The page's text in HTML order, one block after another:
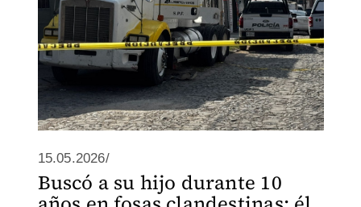
15.05.2026/
Buscó a su hijo durante 10